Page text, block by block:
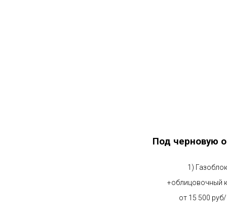
Под черновую
1) Газоблок
+облицовочный
от 15 500